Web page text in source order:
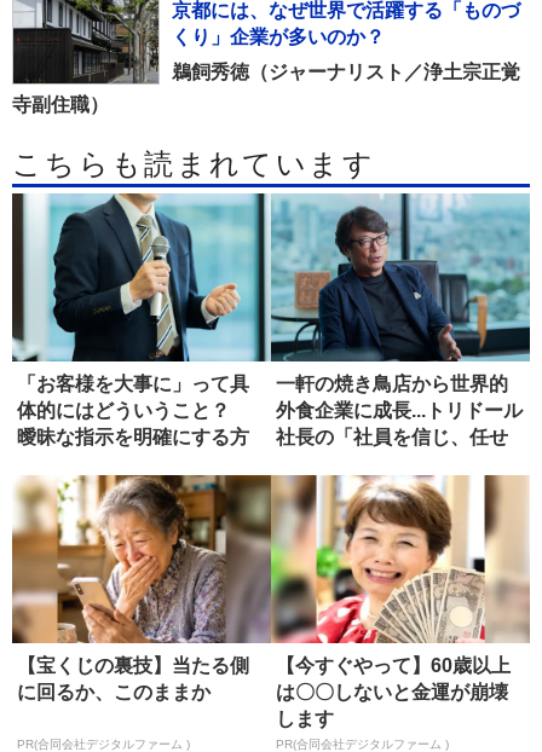
京都には、なぜ世界で活躍する「ものづ
くり」企業が多いのか？
鵜飼秀徳（ジャーナリスト／浄土宗正覚
寺副住職）
こちらも読まれています
「お客様を大事に」って具
体的にはどういうこと？
曖昧な指示を明確にする方
一軒の焼き鳥店から世界的
外食企業に成長...トリドール
社長の「社員を信じ、任せ
【宝くじの裏技】当たる側
に回るか、このままか
PR(合同会社デジタルファーム )
【今すぐやって】60歳以上
は〇〇しないと金運が崩壊
します
PR(合同会社デジタルファーム )